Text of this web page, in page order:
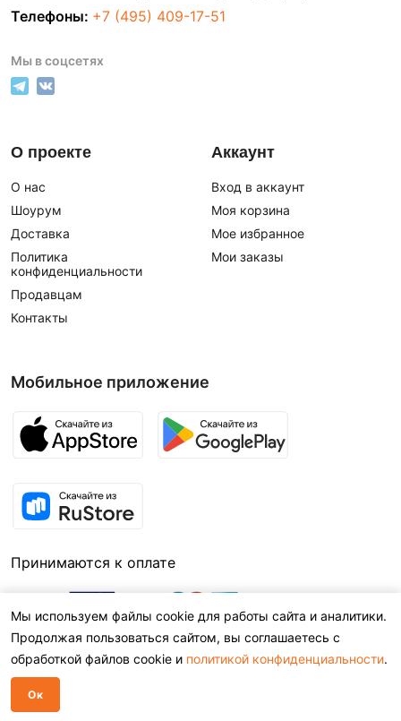
Телефоны: +7 (495) 409-17-51
Мы в соцсетях
О проекте
О нас
Шоурум
Доставка
Политика
конфиденциальности
Продавцам
Контакты
Аккаунт
Вход в аккаунт
Моя корзина
Мое избранное
Мои заказы
Мобильное приложение
Принимаются к оплате
© 2026,
Мы используем файлы cookie для работы сайта и аналитики.
Продолжая пользоваться сайтом, вы соглашаетесь с
обработкой файлов cookie и политикой конфиденциальности.
Ок